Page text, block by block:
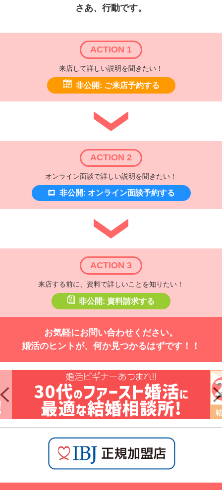
さあ、行動です。
ACTION 1
来店して詳しい説明を聞きたい！
非公開: ご来店予約する
ACTION 2
オンライン面談で詳しい説明を聞きたい！
非公開: オンライン面談予約する
ACTION 3
来店する前に、資料で詳しいことを知りたい！
非公開: 資料請求する
お気軽にお問い合わせください。
婚活のヒントが、何か見つかるはずです！！